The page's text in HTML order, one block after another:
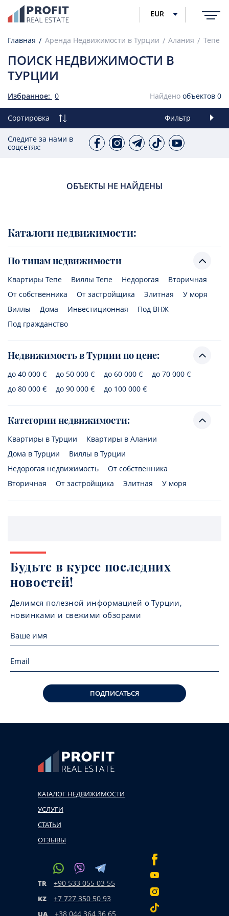
EUR
Главная Аренда Недвижимости в Турции Алания Тепе
ПОИСК НЕДВИЖИМОСТИ В
ТУРЦИИ
Избранное: 0 Найдено объектов 0
Сортировка Фильтр
Следите за нами в
соцсетях:
ОБЪЕКТЫ НЕ НАЙДЕНЫ
Каталоги недвижимости:
По типам недвижимости
Квартиры Тепе Виллы Тепе Недорогая
Вторичная
От собственника
От застройщика Элитная
У моря
Виллы
Дома Инвестиционная
Под ВНЖ
Под гражданство
Недвижимость в Турции по цене:
до 40 000 € до 50 000 € до 60 000 €
до 70 000 €
до 80 000 €
до 90 000 € до 100 000 €
Категории недвижимости:
Квартиры в Турции
Квартиры в Алании
Дома в Турции
Виллы в Турции
Недорогая недвижимость
От собственника
Вторичная
От застройщика Элитная У моря
Будьте в курсе последних
новостей!
Делимся полезной информацией о Турции,
новинками и свежими обзорами
ПОДПИСАТЬСЯ
КАТАЛОГ НЕДВИЖИМОСТИ
УСЛУГИ
СТАТЬИ
ОТЗЫВЫ
TR +90 533 055 03 55
KZ +7 727 350 50 93
UA +38 044 364 36 65